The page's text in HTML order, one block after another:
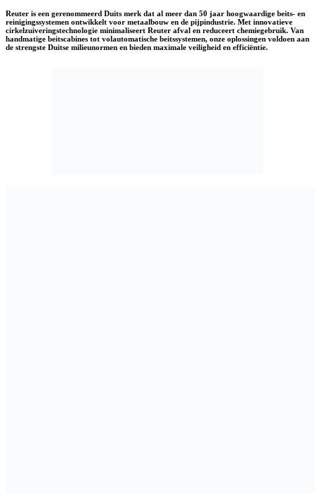
Reuter is een gerenommeerd Duits merk dat al meer dan 50 jaar hoogwaardige beits- en
reinigingssystemen ontwikkelt voor metaalbouw en de pijpindustrie. Met innovatieve
cirkelzuiveringstechnologie minimaliseert Reuter afval en reduceert chemiegebruik. Van
handmatige beitscabines tot volautomatische beitssystemen, onze oplossingen voldoen aan
de strengste Duitse milieunormen en bieden maximale veiligheid en efficiëntie.